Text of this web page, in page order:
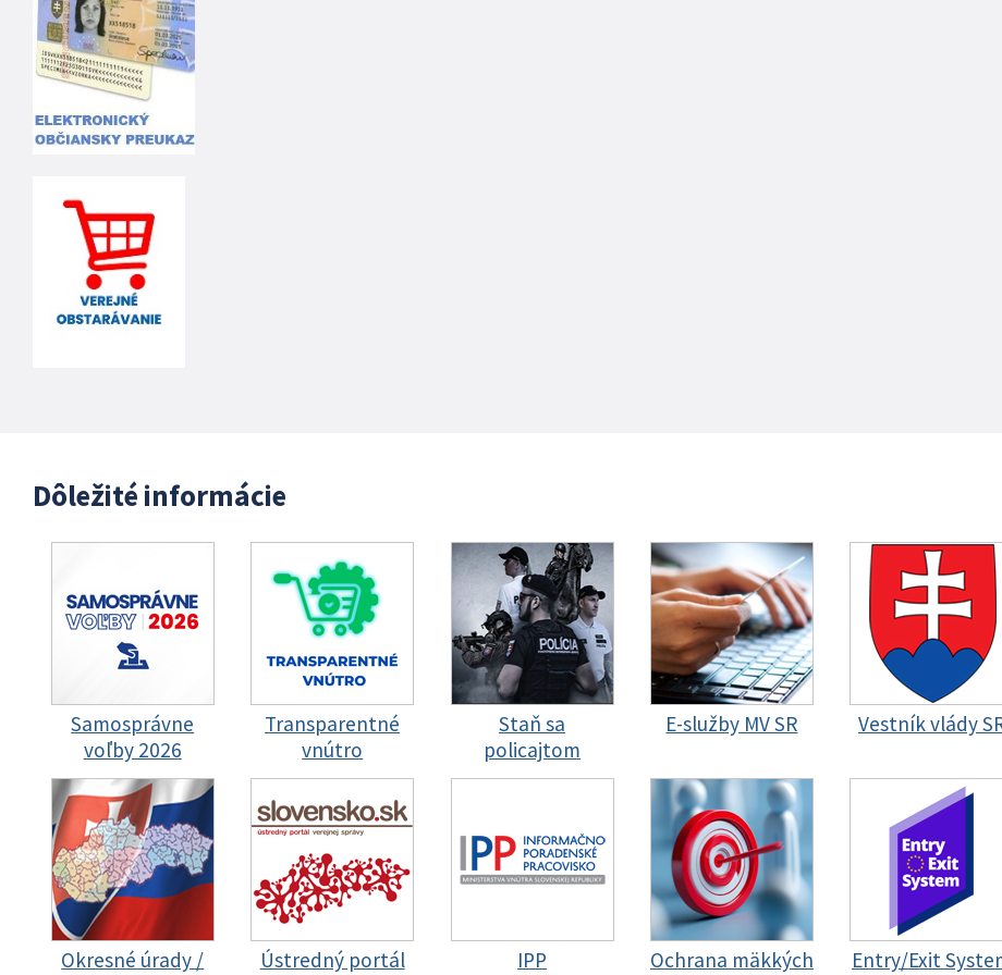
Dôležité informácie
Samosprávne
voľby 2026
Transparentné
vnútro
Staň sa
policajtom
E-služby MV SR Vestník vlády
Okresné úrady /
Ústredný portál
IPP
Ochrana mäkkých
Entry/Exit